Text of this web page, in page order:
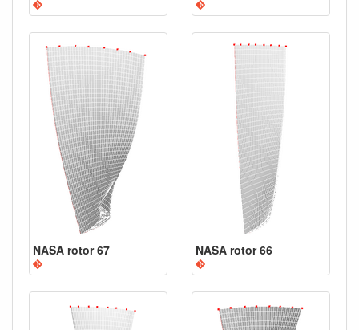
NASA rotor 67 NASA rotor 66